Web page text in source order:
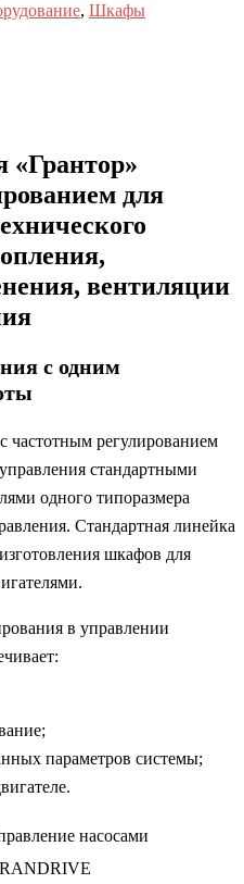
, Шкафы
для
вентиляции
c одним
частотным регулированием
стандартными
одного типоразмера
Стандартная линейка
шкафов для
в управлении
параметров системы;
насосами